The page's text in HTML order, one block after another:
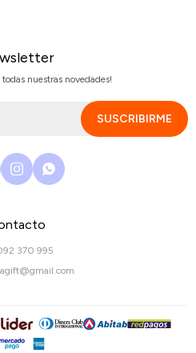
370 995
nuestras novedades!
SUSCRIBIRME
 